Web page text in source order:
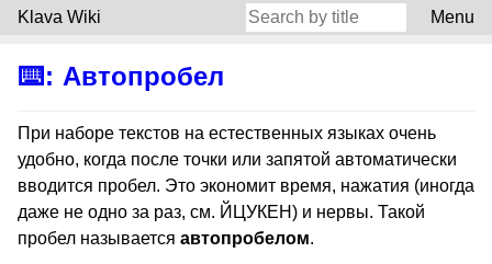
Klava Wiki Menu
⌨️: Автопробел
При наборе текстов на естественных языках очень
удобно, когда после точки или запятой автоматически
вводится пробел. Это экономит время, нажатия (иногда
даже не одно за раз, см. ЙЦУКЕН) и нервы. Такой
пробел называется автопробелом.